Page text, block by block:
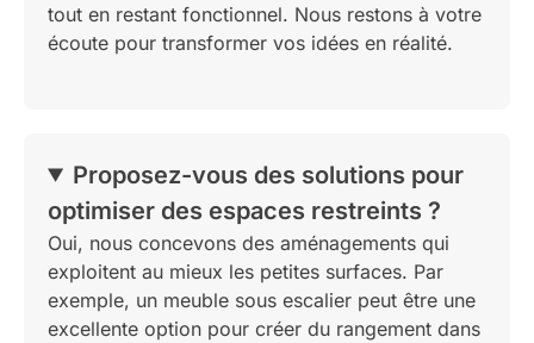
tout en restant fonctionnel. Nous restons à votre
écoute pour transformer vos idées en réalité.
Proposez-vous des solutions pour
optimiser des espaces restreints ?
Oui, nous concevons des aménagements qui
exploitent au mieux les petites surfaces. Par
exemple, un meuble sous escalier peut être une
excellente option pour créer du rangement dans